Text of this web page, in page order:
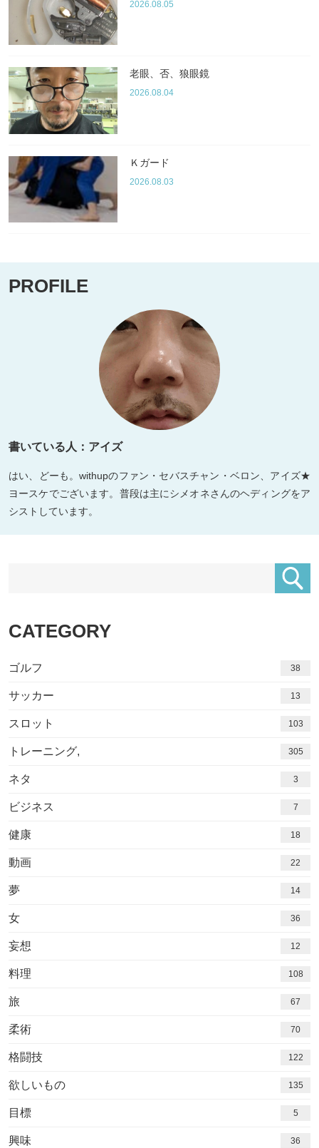
2026.08.05
老眼、否、狼眼鏡
2026.08.04
Ｋガード
2026.08.03
PROFILE
書いている人：アイズ
はい、どーも。withupのファン・セバスチャン・ベロン、アイズ★
ヨースケでございます。普段は主にシメオネさんのヘディングをア
シストしています。
CATEGORY
ゴルフ 38
サッカー 13
スロット 103
トレーニング, 305
ネタ 3
ビジネス 7
健康 18
動画 22
夢 14
女 36
妄想 12
料理 108
旅 67
柔術 70
格闘技 122
欲しいもの 135
目標 5
興味 36